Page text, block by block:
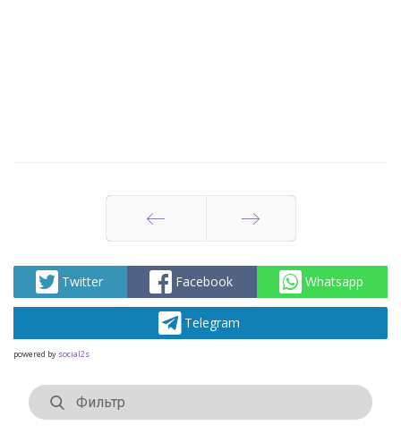
Артқа Алға
Twitter Facebook Whatsapp
Telegram
powered by social2s